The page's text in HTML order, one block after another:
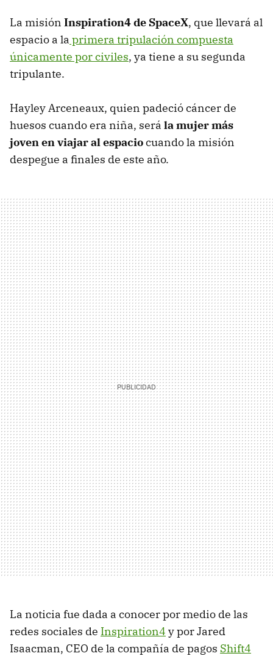
La misión Inspiration4 de SpaceX, que llevará al
espacio a la primera tripulación compuesta
únicamente por civiles, ya tiene a su segunda
tripulante.
Hayley Arceneaux, quien padeció cáncer de
huesos cuando era niña, será la mujer más
joven en viajar al espaciocuando la misión
despegue a finales de este año.
La noticia fue dada a conocer por medio de las
redes sociales de Inspiration4 y por Jared
Isaacman, CEO de la compañía de pagos Shift4